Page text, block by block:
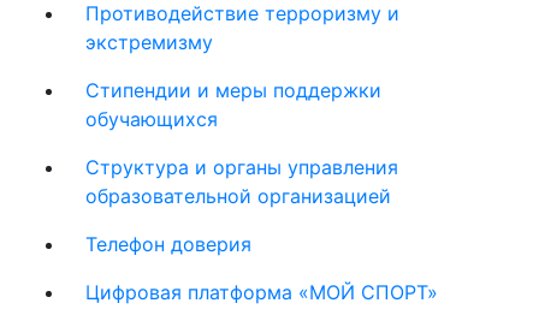
Противодействие терроризму и
экстремизму
Стипендии и меры поддержки
обучающихся
Структура и органы управления
образовательной организацией
Телефон доверия
Цифровая платформа «МОЙ СПОРТ»